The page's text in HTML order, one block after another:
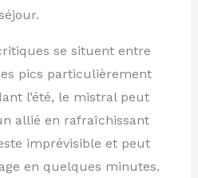
se situent entre
pics particulièrement
l’été, le mistral peut
allié en rafraîchissant
imprévisible et peut
en quelques minutes.